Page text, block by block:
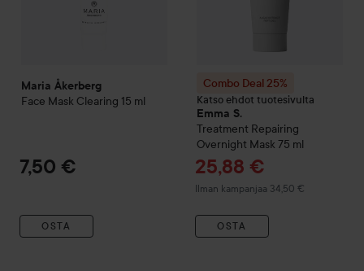
Maria Åkerberg
Face Mask Clearing 15 ml
7,50 €
OSTA
Combo Deal 25%
Katso ehdot tuotesivulta
Emma S.
Treatment Repairing
Overnight Mask 75 ml
Tarjoushinta
25,88 €
Ilman kampanjaa 34,50 €
OSTA